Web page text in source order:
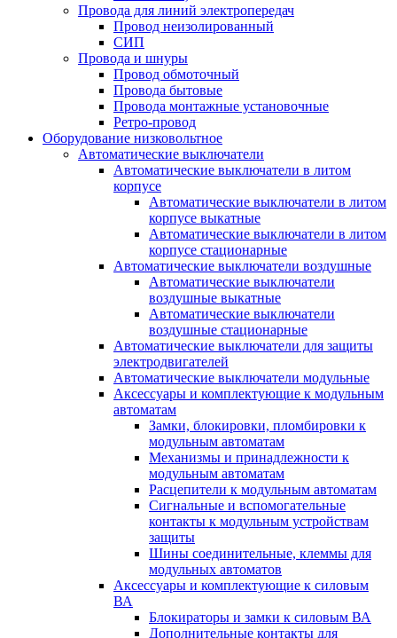
Провода для линий электропередач
Провод неизолированный
СИП
Провода и шнуры
Провод обмоточный
Провода бытовые
Провода монтажные установочные
Ретро-провод
Оборудование низковольтное
Автоматические выключатели
Автоматические выключатели в литом
корпусе
Автоматические выключатели в литом
корпусе выкатные
Автоматические выключатели в литом
корпусе стационарные
Автоматические выключатели воздушные
Автоматические выключатели
воздушные выкатные
Автоматические выключатели
воздушные стационарные
Автоматические выключатели для защиты
электродвигателей
Автоматические выключатели модульные
Аксессуары и комплектующие к модульным
автоматам
Замки, блокировки, пломбировки к
модульным автоматам
Механизмы и принадлежности к
модульным автоматам
Расцепители к модульным автоматам
Сигнальные и вспомогательные
контакты к модульным устройствам
защиты
Шины соединительные, клеммы для
модульных автоматов
Аксессуары и комплектующие к силовым
ВА
Блокираторы и замки к силовым ВА
Дополнительные контакты для